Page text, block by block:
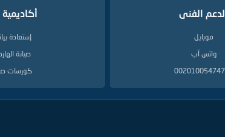
الفنى
موبايل
واتس آب
أكاديمية
إستعادة
صيانة
كورسات